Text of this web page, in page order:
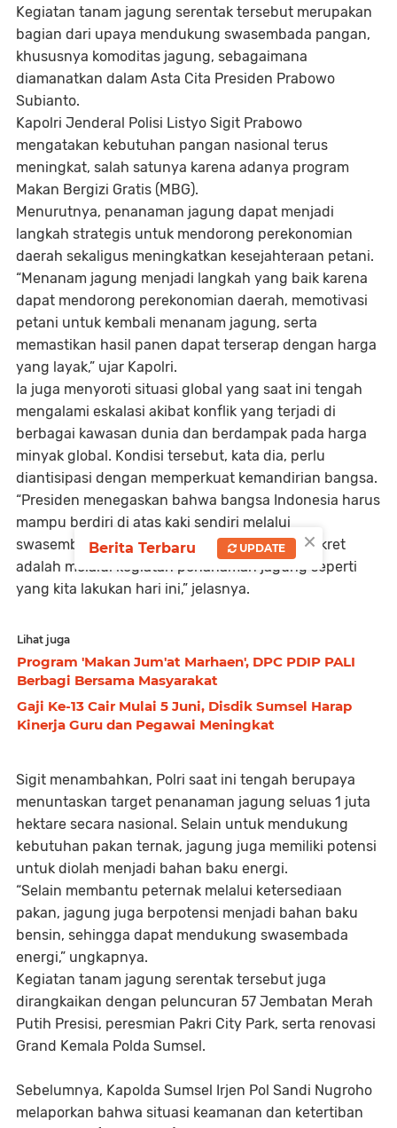
Kegiatan tanam jagung serentak tersebut merupakan
bagian dari upaya mendukung swasembada pangan,
khususnya komoditas jagung, sebagaimana
diamanatkan dalam Asta Cita Presiden Prabowo
Subianto.
Kapolri Jenderal Polisi Listyo Sigit Prabowo
mengatakan kebutuhan pangan nasional terus
meningkat, salah satunya karena adanya program
Makan Bergizi Gratis (MBG).
Menurutnya, penanaman jagung dapat menjadi
langkah strategis untuk mendorong perekonomian
daerah sekaligus meningkatkan kesejahteraan petani.
“Menanam jagung menjadi langkah yang baik karena
dapat mendorong perekonomian daerah, memotivasi
petani untuk kembali menanam jagung, serta
memastikan hasil panen dapat terserap dengan harga
yang layak,” ujar Kapolri.
Ia juga menyoroti situasi global yang saat ini tengah
mengalami eskalasi akibat konflik yang terjadi di
berbagai kawasan dunia dan berdampak pada harga
minyak global. Kondisi tersebut, kata dia, perlu
diantisipasi dengan memperkuat kemandirian bangsa.
“Presiden menegaskan bahwa bangsa Indonesia harus
mampu berdiri di atas kaki sendiri melalui
swasembada pangan. Salah satu langkah konkret
adalah melalui kegiatan penanaman jagung seperti
yang kita lakukan hari ini,” jelasnya.
Lihat juga
Program 'Makan Jum'at Marhaen', DPC PDIP PALI
Berbagi Bersama Masyarakat
Gaji Ke-13 Cair Mulai 5 Juni, Disdik Sumsel Harap
Kinerja Guru dan Pegawai Meningkat
Sigit menambahkan, Polri saat ini tengah berupaya
menuntaskan target penanaman jagung seluas 1 juta
hektare secara nasional. Selain untuk mendukung
kebutuhan pakan ternak, jagung juga memiliki potensi
untuk diolah menjadi bahan baku energi.
“Selain membantu peternak melalui ketersediaan
pakan, jagung juga berpotensi menjadi bahan baku
bensin, sehingga dapat mendukung swasembada
energi,” ungkapnya.
Kegiatan tanam jagung serentak tersebut juga
dirangkaikan dengan peluncuran 57 Jembatan Merah
Putih Presisi, peresmian Pakri City Park, serta renovasi
Grand Kemala Polda Sumsel.
Sebelumnya, Kapolda Sumsel Irjen Pol Sandi Nugroho
melaporkan bahwa situasi keamanan dan ketertiban
×
Berita Terbaru UPDATE